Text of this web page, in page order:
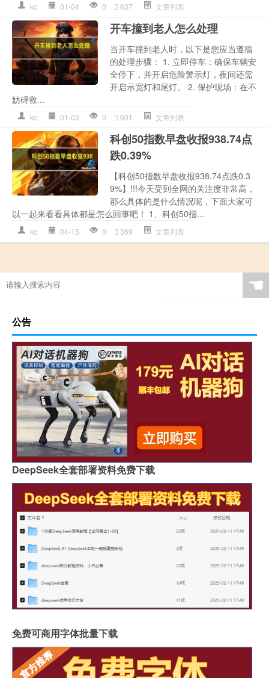
kc 01-04 0 637 文章列表
开车撞到老人怎么处理
当开车撞到老人时，以下是您应当遵循
的处理步骤： 1. 立即停车：确保车辆安
全停下，并开启危险警示灯，夜间还需
开启示宽灯和尾灯。 2. 保护现场：在不
妨碍救...
kc 01-03 0 601 文章列表
科创50指数早盘收报938.74点
跌0.39%
【科创50指数早盘收报938.74点跌0.3
9%】!!!今天受到全网的关注度非常高，
那么具体的是什么情况呢，下面大家可
以一起来看看具体都是怎么回事吧！ 1、科创50指...
kc 04-15 0 369 文章列表
☚
公告
DeepSeek全套部署资料免费下载
免费可商用字体批量下载